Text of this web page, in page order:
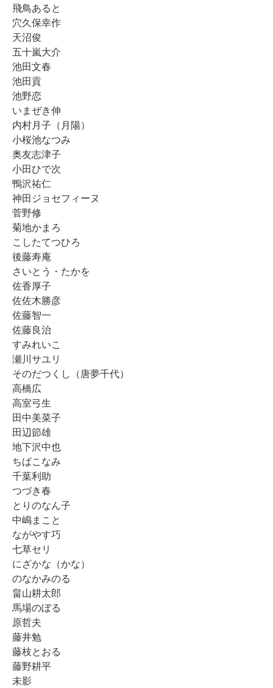
飛鳥あると
穴久保幸作
天沼俊
五十嵐大介
池田文春
池田貢
池野恋
いまぜき伸
内村月子（月陽）
小桜池なつみ
奥友志津子
小田ひで次
鴨沢祐仁
神田ジョセフィーヌ
菅野修
菊地かまろ
こしたてつひろ
後藤寿庵
さいとう・たかを
佐香厚子
佐佐木勝彦
佐藤智一
佐藤良治
すみれいこ
瀬川サユリ
そのだつくし（唐夢千代）
高橋広
高室弓生
田中美菜子
田辺節雄
地下沢中也
ちばこなみ
千葉利助
つづき春
とりのなん子
中嶋まこと
ながやす巧
七草セリ
にざかな（かな）
のなかみのる
畠山耕太郎
馬場のぼる
原哲夫
藤井勉
藤枝とおる
藤野耕平
未影